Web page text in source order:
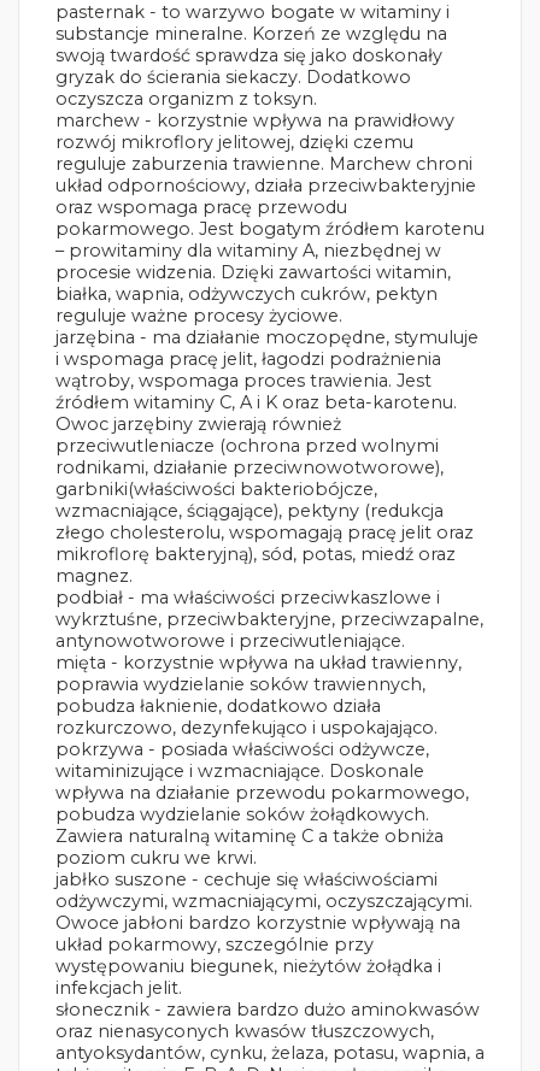
pasternak - to warzywo bogate w witaminy i
substancje mineralne. Korzeń ze względu na
swoją twardość sprawdza się jako doskonały
gryzak do ścierania siekaczy. Dodatkowo
oczyszcza organizm z toksyn.
marchew - korzystnie wpływa na prawidłowy
rozwój mikroflory jelitowej, dzięki czemu
reguluje zaburzenia trawienne. Marchew chroni
układ odpornościowy, działa przeciwbakteryjnie
oraz wspomaga pracę przewodu
pokarmowego. Jest bogatym źródłem karotenu
– prowitaminy dla witaminy A, niezbędnej w
procesie widzenia. Dzięki zawartości witamin,
białka, wapnia, odżywczych cukrów, pektyn
reguluje ważne procesy życiowe.
jarzębina - ma działanie moczopędne, stymuluje
i wspomaga pracę jelit, łagodzi podrażnienia
wątroby, wspomaga proces trawienia. Jest
źródłem witaminy C, A i K oraz beta-karotenu.
Owoc jarzębiny zwierają również
przeciwutleniacze (ochrona przed wolnymi
rodnikami, działanie przeciwnowotworowe),
garbniki(właściwości bakteriobójcze,
wzmacniające, ściągające), pektyny (redukcja
złego cholesterolu, wspomagają pracę jelit oraz
mikroflorę bakteryjną), sód, potas, miedź oraz
magnez.
podbiał - ma właściwości przeciwkaszlowe i
wykrztuśne, przeciwbakteryjne, przeciwzapalne,
antynowotworowe i przeciwutleniające.
mięta - korzystnie wpływa na układ trawienny,
poprawia wydzielanie soków trawiennych,
pobudza łaknienie, dodatkowo działa
rozkurczowo, dezynfekująco i uspokajająco.
pokrzywa - posiada właściwości odżywcze,
witaminizujące i wzmacniające. Doskonale
wpływa na działanie przewodu pokarmowego,
pobudza wydzielanie soków żołądkowych.
Zawiera naturalną witaminę C a także obniża
poziom cukru we krwi.
jabłko suszone - cechuje się właściwościami
odżywczymi, wzmacniającymi, oczyszczającymi.
Owoce jabłoni bardzo korzystnie wpływają na
układ pokarmowy, szczególnie przy
występowaniu biegunek, nieżytów żołądka i
infekcjach jelit.
słonecznik - zawiera bardzo dużo aminokwasów
oraz nienasyconych kwasów tłuszczowych,
antyoksydantów, cynku, żelaza, potasu, wapnia, a